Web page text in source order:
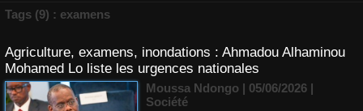
Tags (9) : examens
Agriculture, examens, inondations : Ahmadou Alhaminou
Mohamed Lo liste les urgences nationales
Moussa Ndongo | 05/06/2026 |
Société